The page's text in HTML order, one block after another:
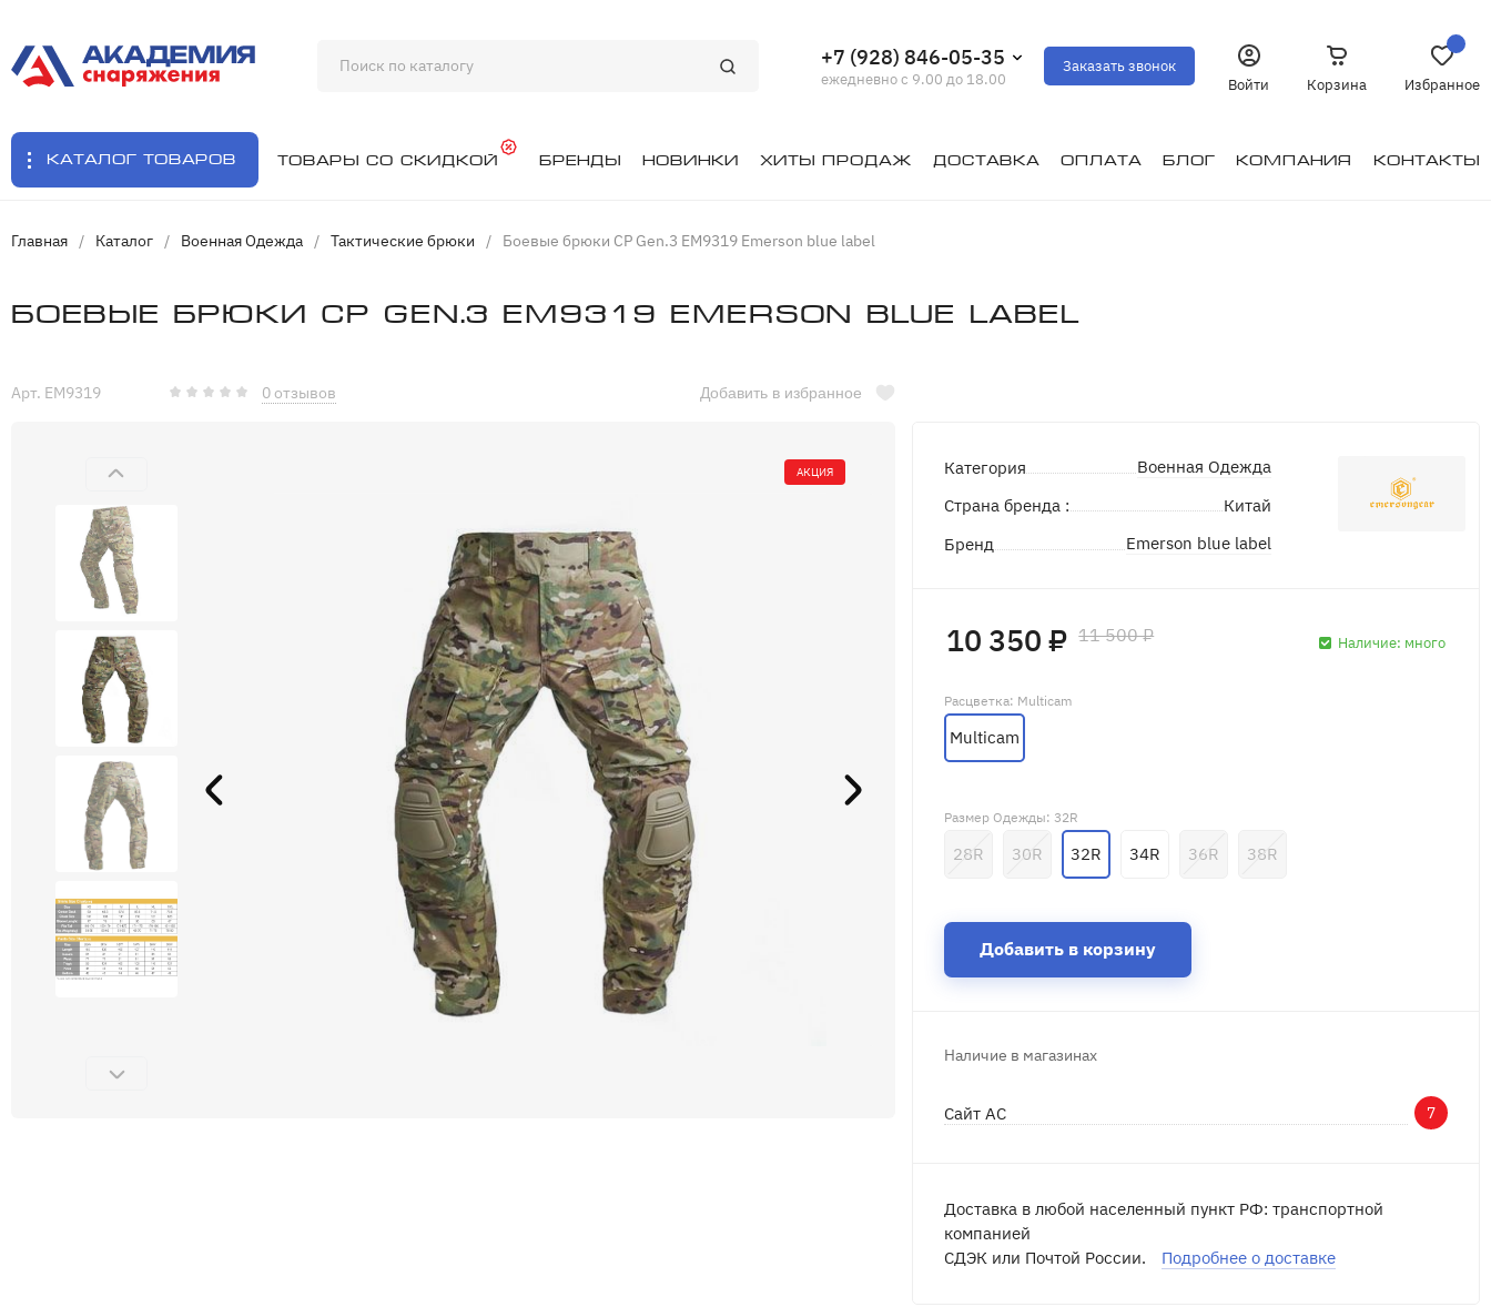
+7 (928) 846-05-35
ежедневно с 9.00 до 18.00
Заказать звонок
Войти
Корзина Избранное
Каталог товаров Товары со скидкой Бренды Новинки Хиты продаж Доставка Оплата Блог Компания Контакты
Главная / Каталог / Военная Одежда / Тактические брюки / Боевые брюки CP Gen.3 EM9319 Emerson blue label
Боевые брюки CP Gen.3 EM9319 Emerson blue label
Арт. EM9319 0 отзывов Добавить в избранное
АКЦИЯ Категория
Военная Одежда
Страна бренда :
Китай
Бренд
Emerson blue label
Расцветка: Multicam
Multicam
Размер Одежды: 32R
28R 30R 32R 34R 36R 38R
10 350 ₽ 11 500 ₽ Наличие: много
Добавить в корзину
Наличие в магазинах
Сайт АС 7
Доставка в любой населенный пункт РФ: транспортной
компанией
СДЭК или Почтой России.
Подробнее о доставке